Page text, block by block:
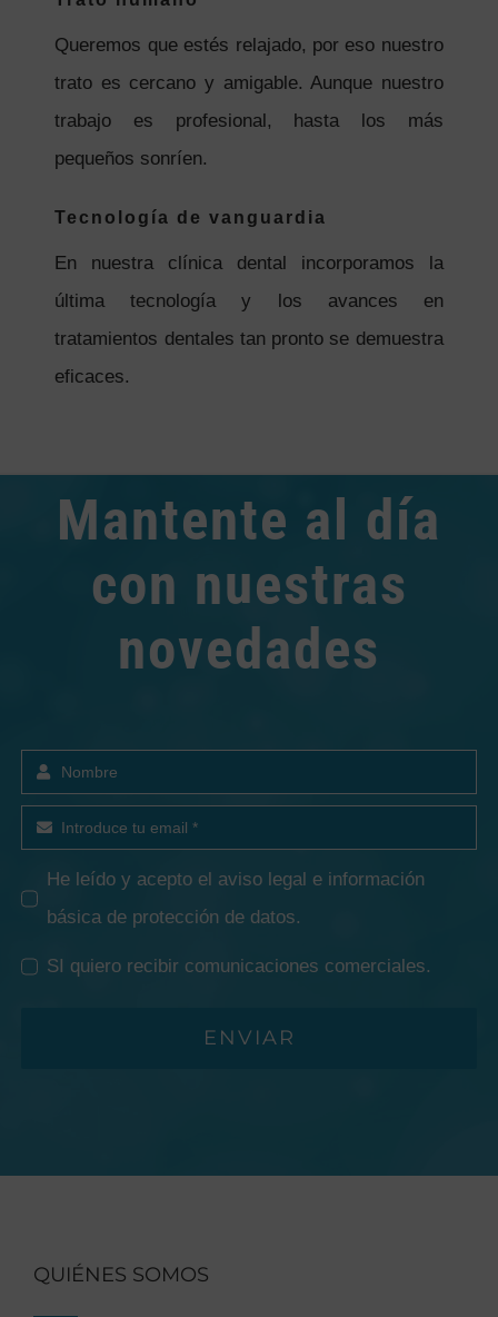
Queremos que estés relajado, por eso nuestro
trato es cercano y amigable. Aunque nuestro
trabajo es profesional, hasta los más
pequeños sonríen.
Tecnología de vanguardia
En nuestra clínica dental incorporamos la
última tecnología y los avances en
tratamientos dentales tan pronto se demuestra
eficaces.
Mantente al día
con nuestras
novedades
He leído y acepto el aviso legal e información
básica de protección de datos.
SI quiero recibir comunicaciones comerciales.
ENVIAR
QUIÉNES SOMOS